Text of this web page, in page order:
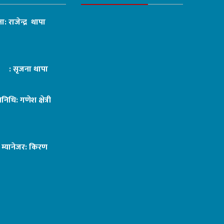
राजेन्द्र थापा
सृजना थापा
गणेश क्षेत्री
म्यानेजर: किरण